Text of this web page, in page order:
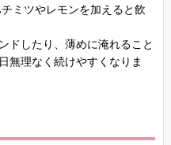
ミツやレモンを加えると飲
ドしたり、薄めに淹れること
無理なく続けやすくなりま